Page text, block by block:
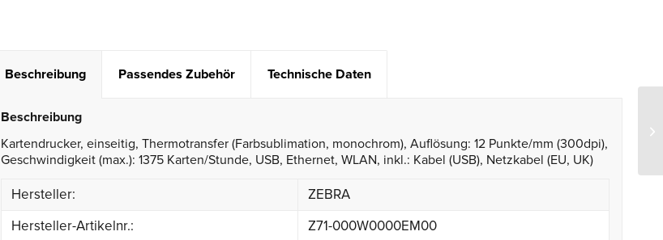
Beschreibung Passendes Zubehör Technische Daten
Beschreibung
Kartendrucker, einseitig, Thermotransfer (Farbsublimation, monochrom), Auflösung: 12 Punkte/mm (300dpi),
Geschwindigkeit (max.): 1375 Karten/Stunde, USB, Ethernet, WLAN, inkl.: Kabel (USB), Netzkabel (EU, UK)
Hersteller:
ZEBRA
Hersteller-Artikelnr.:
Z71-000W0000EM00